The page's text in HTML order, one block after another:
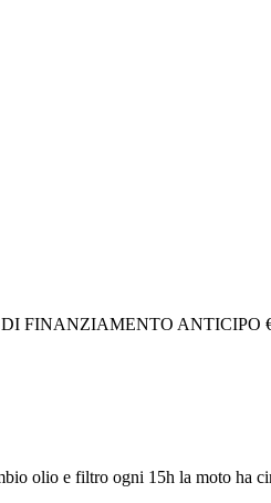
FINANZIAMENTO
olio e filtro ogni 15h la moto ha